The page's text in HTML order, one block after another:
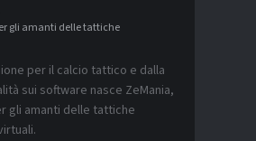
gli amanti delle tattiche
per il calcio tattico e dalla
sui software nasce ZeMania,
gli amanti delle tattiche